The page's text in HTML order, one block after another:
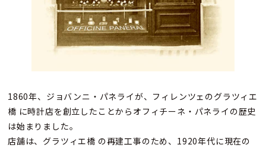
1860年、ジョバンニ・パネライが、フィレンツェのグラツィエ
橋 に時計店を創立したことからオフィチーネ・パネライの歴史
は始まりました。
店舗は、グラツィエ橋 の再建工事のため、1920年代に現在の